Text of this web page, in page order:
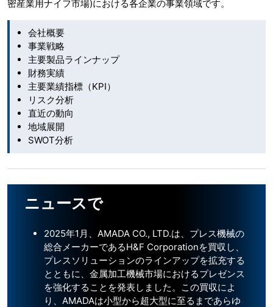
密産業用ナイフ市場)における各企業の事業領域です。
会社概要
事業戦略
主要製品ラインナップ
財務実績
主要業績指標（KPI）
リスク分析
直近の動向
地域展開
SWOT分析
ニュースで
2025年1月、AMADA CO., LTD.は、プレス機械の
総合メーカーであるH&F Corporationを買収し、
プレスソリューションのラインアップを拡充する
とともに、金属加工機械市場におけるプレゼンス
を強化することを発表しました。この買収によ
り、AMADAは小型から超大型に至るまであらゆ